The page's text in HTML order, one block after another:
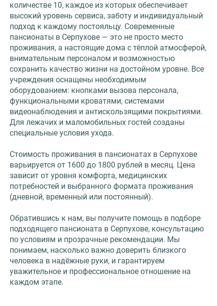
количестве 10, каждое из которых обеспечивает
высокий уровень сервиса, заботу и индивидуальный
подход к каждому постояльцу. Современные
пансионаты в Серпухове — это не просто место
проживания, а настоящие дома с тёплой атмосферой,
внимательным персоналом и возможностью
сохранить качество жизни на достойном уровне. Все
учреждения оснащены необходимым
оборудованием: кнопками вызова персонала,
функциональными кроватями, системами
видеонаблюдения и антискользящими покрытиями.
Для лежачих и маломобильных гостей созданы
специальные условия ухода.
Стоимость проживания в пансионатах в Серпухове
варьируется от 1600 до 1800 рублей в месяц. Цена
зависит от уровня комфорта, медицинских
потребностей и выбранного формата проживания
(дневной, временный или постоянный).
Обратившись к нам, вы получите помощь в подборе
подходящего пансионата в Серпухове, консультацию
по условиям и прозрачные рекомендации. Мы
понимаем, насколько важно доверить близкого
человека в надёжные руки, и гарантируем
уважительное и профессиональное отношение на
каждом этапе.